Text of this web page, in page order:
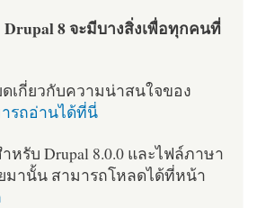
Drupal 8 จะมีบางสิ่งเพื่อทุกคนที่
ดเกี่ยวกับความน่าสนใจของ
รถอ่านได้ที่นี่
รับ Drupal 8.0.0 และไฟล์ภาษา
มานั้น สามารถโหลดได้ที่หน้า